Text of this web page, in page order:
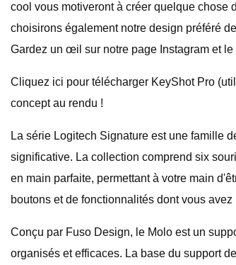
cool vous motiveront à créer quelque chose
choisirons également notre design préféré
Gardez un œil sur notre page Instagram et
Cliquez ici pour télécharger KeyShot Pro
concept au rendu !
La série Logitech Signature est une famille
significative. La collection comprend six
en main parfaite, permettant à votre main
boutons et de fonctionnalités dont vous
Conçu par Fuso Design, le Molo est un
organisés et efficaces. La base du support